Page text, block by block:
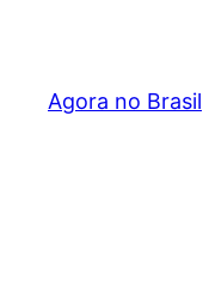
Agora no Brasil